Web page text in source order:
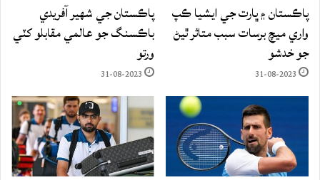
پاڪستان ۽ ڀارت جي ايشيا ڪپ
واري ميچ برسات سبب متاثر ٿيڻ
جو خدشو
31-08-2023
پاڪستان جي شهير آفريدي
باڪسنگ جو عالمي مقابلو کٽي
ورتو
31-08-2023